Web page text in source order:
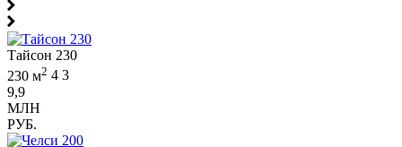
Тайсон 230
230 м2 4 3
9,9
МЛН
РУБ.